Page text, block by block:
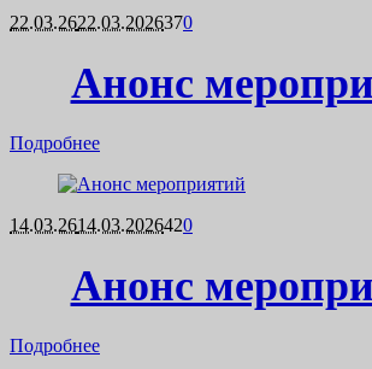
22.03.2622.03.2026370
Анонс
Подробнее
14.03.2614.03.2026420
Анонс
Подробнее